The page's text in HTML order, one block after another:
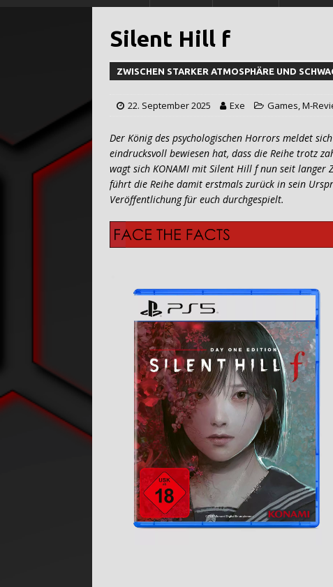
Silent Hill f
ZWISCHEN STARKER ATMOSPHÄRE UND
22. September 2025 Exe Games,M-
Der König des psychologischen Horrors meldet
eindrucksvoll bewiesen hat, dass die Reihe trotz
wagt sich KONAMI mit Silent Hill f nun seit
führt die Reihe damit erstmals zurück in sein
Veröffentlichung für euch durchgespielt.